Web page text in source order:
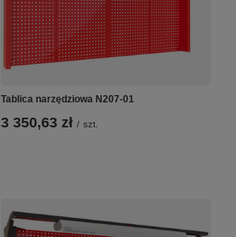
Tablica narzędziowa N207-01
3 350,63 zł / szt.